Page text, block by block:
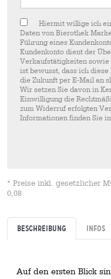
Hiermit willige ich
Daten von Bierothek
Führung eines
Kundenkonto dient der
Verkaufstätigkeiten sowie
ist bewusst, dass ich
die Zukunft per E-Mail an
Wir setzen Sie davon in
Einwilligung die
zum Widerruf erfolgten
Informationen finden Sie
* Preise inkl. gesetzlicher
0,08
Beschreibung Infos
Auf den ersten Blick